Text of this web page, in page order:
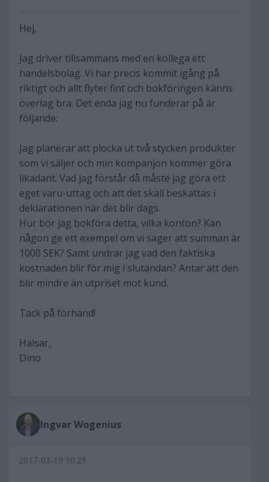
Hej,
Jag driver tillsammans med en kollega ett
handelsbolag. Vi har precis kommit igång på
riktigt och allt flyter fint och bokföringen känns
överlag bra. Det enda jag nu funderar på är
följande:
Jag planerar att plocka ut två stycken produkter
som vi säljer och min kompanjon kommer göra
likadant. Vad jag förstår då måste jag göra ett
eget varu-uttag och att det skall beskattas i
deklarationen när det blir dags.
Hur bör jag bokföra detta, vilka konton? Kan
någon ge ett exempel om vi säger att summan är
1000 SEK? Samt undrar jag vad den faktiska
kostnaden blir för mig i slutändan? Antar att den
blir mindre än utpriset mot kund.
Tack på förhand!
Hälsar,
Dino
Ingvar Wogenius
2017-03-19 10:25